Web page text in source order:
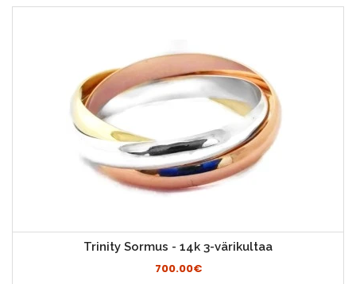
Trinity Sormus - 14k 3-värikultaa
700.00€